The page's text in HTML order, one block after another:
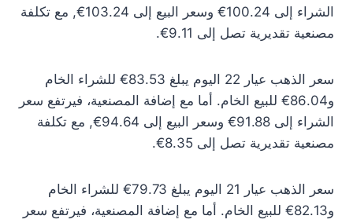
الشراء إلى 100.24€ وسعر البيع إلى 103.24€, مع تكلفة
مصنعية تقديرية تصل إلى 9.11€.
سعر الذهب عيار 22 اليوم يبلغ 83.53€ للشراء الخام
و86.04€ للبيع الخام. أما مع إضافة المصنعية، فيرتفع سعر
الشراء إلى 91.88€ وسعر البيع إلى 94.64€, مع تكلفة
مصنعية تقديرية تصل إلى 8.35€.
سعر الذهب عيار 21 اليوم يبلغ 79.73€ للشراء الخام
و82.13€ للبيع الخام. أما مع إضافة المصنعية، فيرتفع سعر